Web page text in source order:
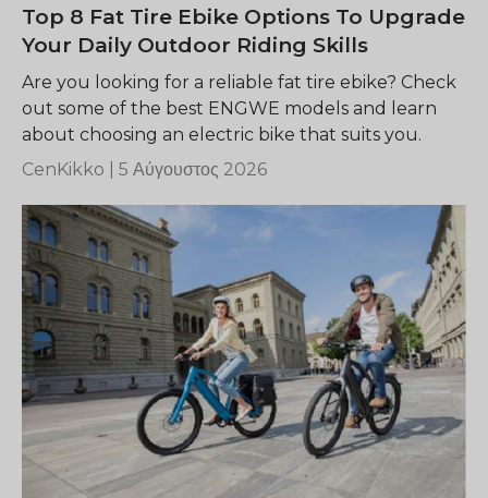
Top 8 Fat Tire Ebike Options To Upgrade
Your Daily Outdoor Riding Skills
Are you looking for a reliable fat tire ebike? Check
out some of the best ENGWE models and learn
about choosing an electric bike that suits you.
CenKikko | 5 Αύγουστος 2026